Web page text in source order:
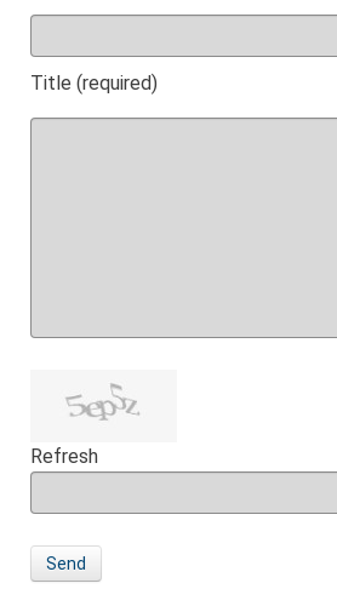
Title (required)
Refresh
Send